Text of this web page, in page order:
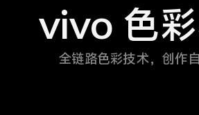
vivo 色
全链路色彩技术，创作自